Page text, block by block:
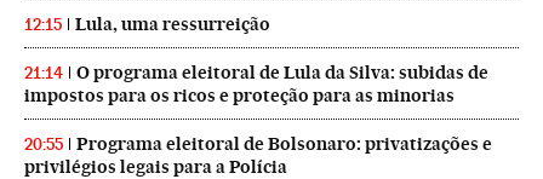
12:15 Lula, uma ressurreição
21:14
O programa eleitoral de Lula da Silva: subidas de
impostos para os ricos e proteção para as minorias
20:55
Programa eleitoral de Bolsonaro: privatizações e
privilégios legais para a Polícia